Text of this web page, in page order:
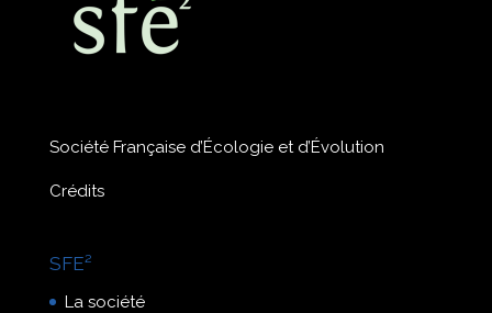
Société Française d’Écologie et d’Évolution
Crédits
SFE²
La société